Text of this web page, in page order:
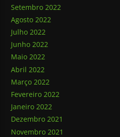
Setembro 2022
Agosto 2022
Julho 2022
Junho 2022
Maio 2022
Abril 2022
Março 2022
Fevereiro 2022
Janeiro 2022
Dezembro 2021
Novembro 2021